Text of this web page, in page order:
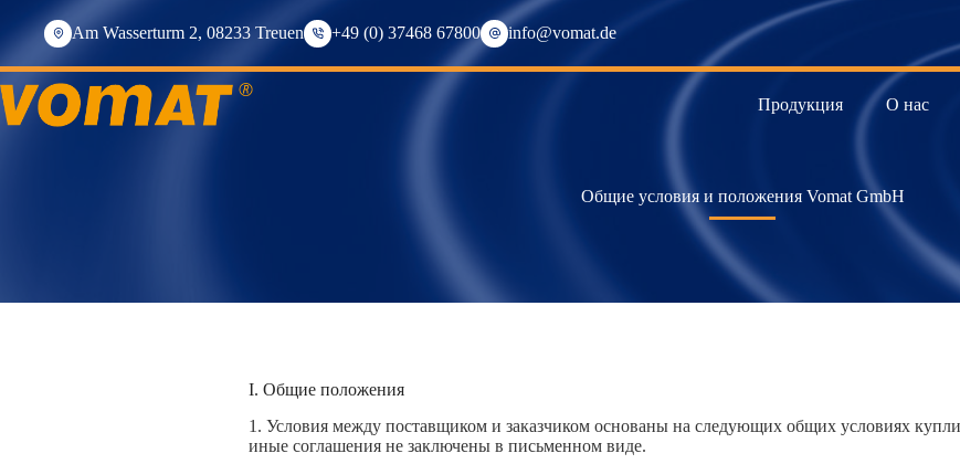
содержимому
Am Wasserturm 2, 08233 Treuen +49 (0) 37468 67800 info@vomat.de
Продукция О нас
Общие условия и положения Vomat GmbH
I. Общие положения
1. Условия между поставщиком и заказчиком основаны на следующих общих условиях
иные соглашения не заключены в письменном виде.